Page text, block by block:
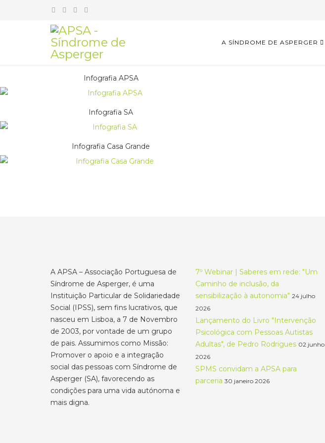
A SÍNDROME DE ASPERGER
Infografia APSA
Infografia SA
Infografia Casa Grande
A APSA – Associação Portuguesa de
Síndrome de Asperger, é uma
Instituição Particular de Solidariedade
Social (IPSS), sem fins lucrativos, que
nasceu em Lisboa, a 7 de Novembro
de 2003, por vontade de um grupo
de pais. Assumimos como Missão:
Promover o apoio e a integração
social das pessoas com Síndrome de
Asperger (SA), favorecendo as
condições para uma vida autónoma e
mais digna.
7º Webinar | Saberes em rede: "Um
Caminho de inclusão, da
sensibilização à autonomia" 24 julho
2026
Lançamento do Livro "Intervenção
Psicológica com Pessoas Autistas
Adultas", de Pedro Rodrigues 02 junho
2026
SPMS convidam a APSA para
parceria 30 janeiro 2026